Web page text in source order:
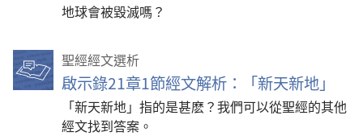
地球會被毀滅嗎？
聖經經文選析
啟示錄21章1節經文解析：「新天新地」
「新天新地」指的是甚麽？我們可以從聖經的其他
經文找到答案。